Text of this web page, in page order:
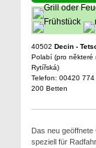
40502 Decin -
Polabí (pro některé
Rytířská)
Telefon: 00420 774
200 Betten
Das neu
speziell für